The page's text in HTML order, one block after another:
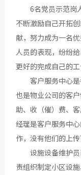
6名党员示范岗
不断激励自己开拓
献，努力成为一名
人员的表现，纷纷
更好的完成自己的工
客户服务中心
也是物业公司的客
助、收（催）费、
经理是客户服务中
作，没有他们的上
设施设备维护
责组织制定小区设